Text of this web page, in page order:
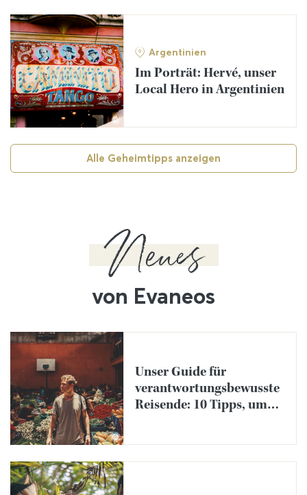
©
Argentinien
Im Porträt: Hervé, unser
Local Hero in Argentinien
Alle Geheimtipps anzeigen
Neues
von Evaneos
©
Unser Guide für
verantwortungsbewusste
Reisende: 10 Tipps, um